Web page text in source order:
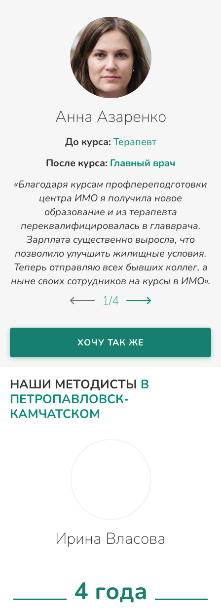
Анна Азаренко
До курса: Терапевт
После курса: Главный врач
«Благодаря курсам профпереподготовки
центра ИМО я получила новое
образование и из терапевта
переквалифицировалась в главврача.
Зарплата существенно выросла, что
позволило улучшить жилищные условия.
Теперь отправляю всех бывших коллег, а
ныне своих сотрудников на курсы в ИМО».
1/4
ХОЧУ ТАК ЖЕ
НАШИ МЕТОДИСТЫ В
ПЕТРОПАВЛОВСК-
КАМЧАТСКОМ
Ирина Власова
4 года